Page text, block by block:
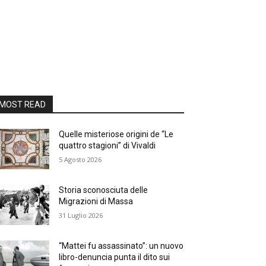
READ
Quelle misteriose origini de “Le
quattro stagioni” di Vivaldi
5 Agosto 2026
Storia sconosciuta delle
Migrazioni di Massa
31 Luglio 2026
“Mattei fu assassinato”: un nuovo
libro-denuncia punta il dito sui